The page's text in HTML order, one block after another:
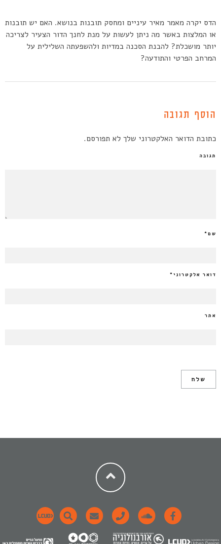
הדס יקרה מאמר מאיר עיניים ומחסק תובנות בנושא. האם יש תובנות
או המלצות באשר מה ניתן לעשות על מנת לחנך הדור הצעיר לצריכה
יותר מושכלת? להבנת הסכנה במדיות ולהשפעתה השלילית על
המרחב הפרטי והתודעה?
הוסף תגובה
כתובת הדואר האלקטרוני שלך לא תפורסם.
תגובה
שם*
דואר אלקטרוני *
אתר